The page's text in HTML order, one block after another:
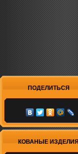
ПОДЕЛИТЬСЯ
КОВАНЫЕ ИЗДЕЛИЯ